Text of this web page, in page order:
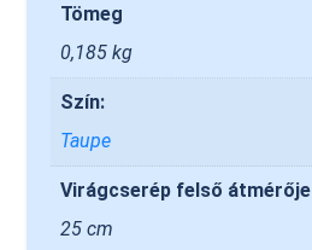
Tömeg
0,185 kg
Szín:
Taupe
Virágcserép felső átmérője
25 cm